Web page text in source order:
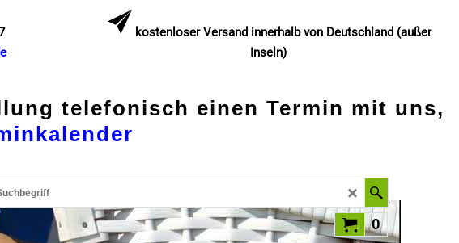
kostenloser Versand innerhalb von Deutschland (außer
Inseln)
telefonisch einen Termin mit uns,
0